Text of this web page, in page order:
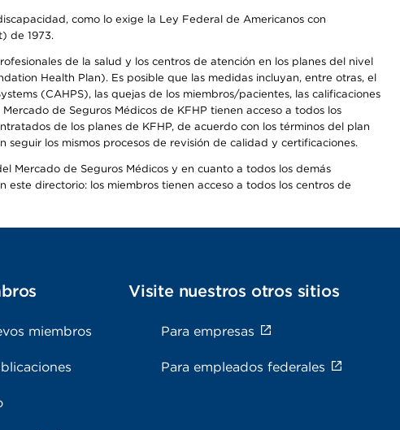
como lo exige la Ley Federal de Americanos con
de 1973.
de la salud y los centros de atención en los planes del nivel
Health Plan). Es posible que las medidas incluyan, entre otras, el
(CAHPS), las quejas de los miembros/pacientes, las calificaciones
de Seguros Médicos de KFHP tienen acceso a todos los
de los planes de KFHP, de acuerdo con los términos del plan
los mismos procesos de revisión de calidad y certificaciones.
Mercado de Seguros Médicos y en cuanto a todos los demás
directorio: los miembros tienen acceso a todos los centros de
miembros
Visite nuestros otros sitios
Para empresas
Para empleados federales